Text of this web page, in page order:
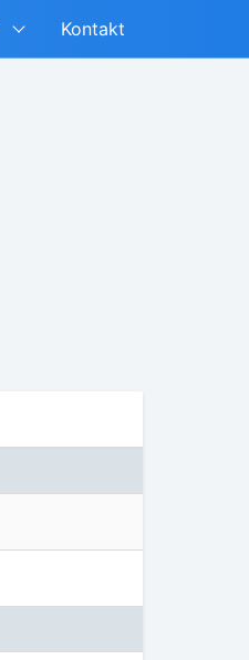
Kontakt